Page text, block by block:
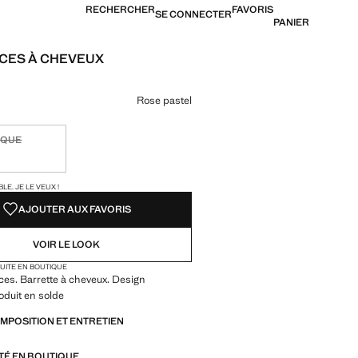
RECHERCHERSE CONNECTERFAVORIS
PANIER
À CHEVEUX
€ ]
couleur
Rose pastel
Je le veux !
!
JE LE VEUX !
AJOUTER AUX FAVORIS
VOIR LE LOOK
EN BOUTIQUE
Barrette à cheveux. Design
en solde
ET ENTRETIEN